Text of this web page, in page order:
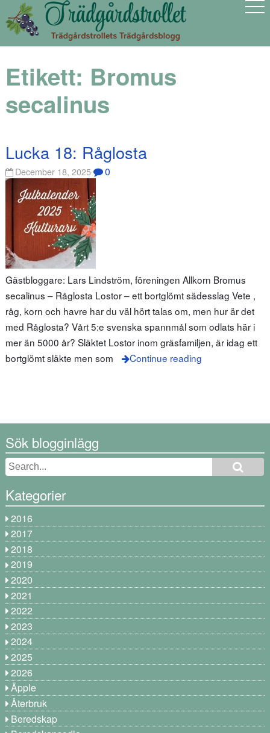
Etikett: Bromus
secalinus
Lucka 18: Råglosta
December 18, 2025 0
Gästbloggare: Lars Lindström, föreningen Allkorn Bromus
secalinus – Råglosta Lostor – ett bortglömt sädesslag Vete ,
råg, korn och havre har du väl hört talas om, men hur är det
med Råglosta? Vårt 5:e svenska spannmål som odlats här i
mer än 5000 år? Släktet Lostor inom gräsfamiljen, är idag ett
bortglömt släkte men som
Continue reading
Sök blogginlägg
Kategorier
2016
2017
2018
2019
2020
2021
2022
2023
2024
2025
2026
Äpple
Återbruk
Beredskap